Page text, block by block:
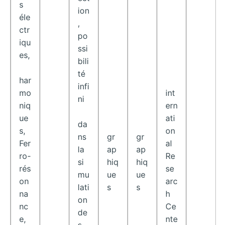
s
éle
ctr
iqu
es,
har
mo
niq
ue
s,
Fer
ro-
rés
on
na
nc
e,
ion
,
po
ssi
bili
té
infi
ni
da
ns
la
si
mu
lati
on
de
gr
ap
hiq
ue
s
gr
ap
hiq
ue
s
int
ern
ati
on
al
Re
se
arc
h
Ce
nte